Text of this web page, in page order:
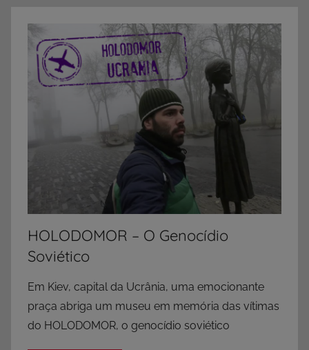
HOLODOMOR – O Genocídio
Soviético
Em Kiev, capital da Ucrânia, uma emocionante
praça abriga um museu em memória das vítimas
do HOLODOMOR, o genocídio soviético